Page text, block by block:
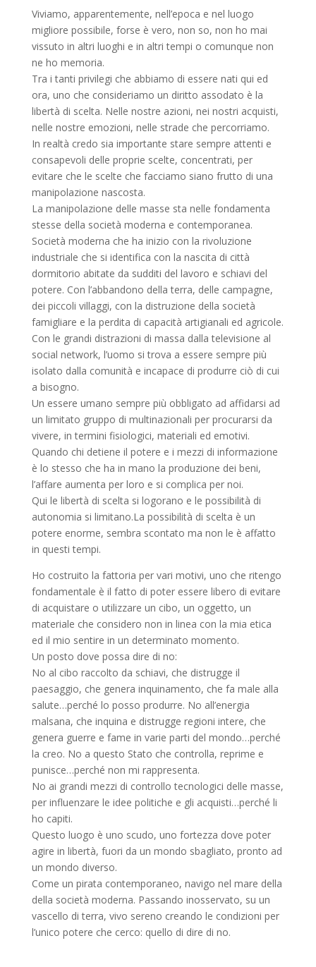
Viviamo, apparentemente, nell’epoca e nel luogo
migliore possibile, forse è vero, non so, non ho mai
vissuto in altri luoghi e in altri tempi o comunque non
ne ho memoria.
Tra i tanti privilegi che abbiamo di essere nati qui ed
ora, uno che consideriamo un diritto assodato è la
libertà di scelta. Nelle nostre azioni, nei nostri acquisti,
nelle nostre emozioni, nelle strade che percorriamo.
In realtà credo sia importante stare sempre attenti e
consapevoli delle proprie scelte, concentrati, per
evitare che le scelte che facciamo siano frutto di una
manipolazione nascosta.
La manipolazione delle masse sta nelle fondamenta
stesse della società moderna e contemporanea.
Società moderna che ha inizio con la rivoluzione
industriale che si identifica con la nascita di città
dormitorio abitate da sudditi del lavoro e schiavi del
potere. Con l’abbandono della terra, delle campagne,
dei piccoli villaggi, con la distruzione della società
famigliare e la perdita di capacità artigianali ed agricole.
Con le grandi distrazioni di massa dalla televisione al
social network, l’uomo si trova a essere sempre più
isolato dalla comunità e incapace di produrre ciò di cui
a bisogno.
Un essere umano sempre più obbligato ad affidarsi ad
un limitato gruppo di multinazionali per procurarsi da
vivere, in termini fisiologici, materiali ed emotivi.
Quando chi detiene il potere e i mezzi di informazione
è lo stesso che ha in mano la produzione dei beni,
l’affare aumenta per loro e si complica per noi.
Qui le libertà di scelta si logorano e le possibilità di
autonomia si limitano.La possibilità di scelta è un
potere enorme, sembra scontato ma non le è affatto
in questi tempi.
Ho costruito la fattoria per vari motivi, uno che ritengo
fondamentale è il fatto di poter essere libero di evitare
di acquistare o utilizzare un cibo, un oggetto, un
materiale che considero non in linea con la mia etica
ed il mio sentire in un determinato momento.
Un posto dove possa dire di no:
No al cibo raccolto da schiavi, che distrugge il
paesaggio, che genera inquinamento, che fa male alla
salute…perché lo posso produrre. No all’energia
malsana, che inquina e distrugge regioni intere, che
genera guerre e fame in varie parti del mondo…perché
la creo. No a questo Stato che controlla, reprime e
punisce…perché non mi rappresenta.
No ai grandi mezzi di controllo tecnologici delle masse,
per influenzare le idee politiche e gli acquisti…perché li
ho capiti.
Questo luogo è uno scudo, uno fortezza dove poter
agire in libertà, fuori da un mondo sbagliato, pronto ad
un mondo diverso.
Come un pirata contemporaneo, navigo nel mare della
della società moderna. Passando inosservato, su un
vascello di terra, vivo sereno creando le condizioni per
l’unico potere che cerco: quello di dire di no.